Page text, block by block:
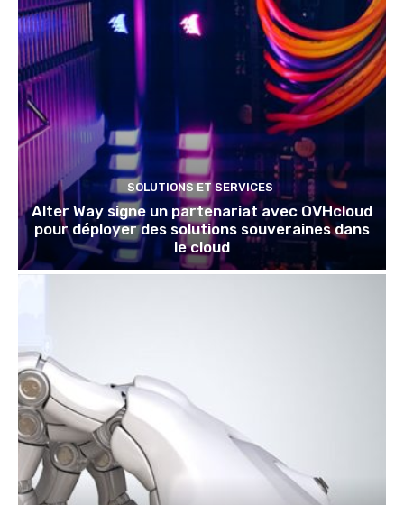
SOLUTIONS ET SERVICES
Alter Way signe un partenariat avec OVHcloud
pour déployer des solutions souveraines dans
le cloud